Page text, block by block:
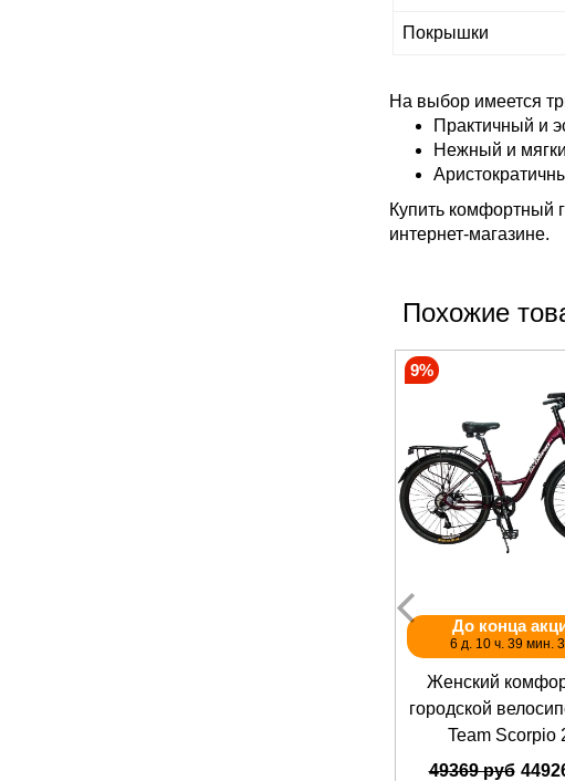
Покрышки
На выбор имеется
Практичный и
Нежный и
Купить комфортный
интернет-магазине.
Похожие
9%
До конца
6 д. 10 ч. 39 мин.
Женский
городской
Team Scorpio
49369 руб